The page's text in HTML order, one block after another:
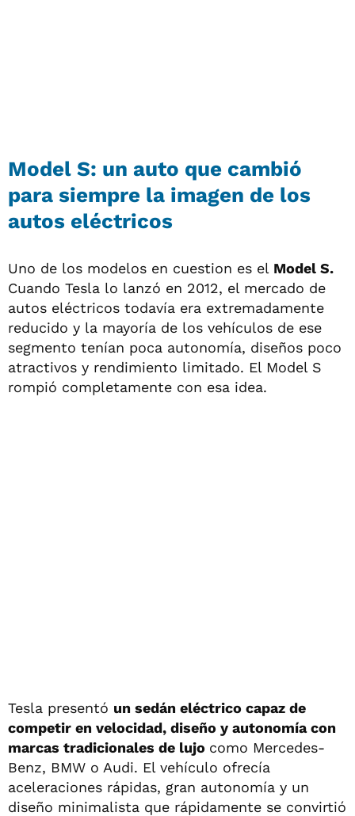
Model S: un auto que cambió
para siempre la imagen de los
autos eléctricos
Uno de los modelos en cuestion es el Model S.
Cuando Tesla lo lanzó en 2012, el mercado de
autos eléctricos todavía era extremadamente
reducido y la mayoría de los vehículos de ese
segmento tenían poca autonomía, diseños poco
atractivos y rendimiento limitado. El Model S
rompió completamente con esa idea.
Tesla presentó un sedán eléctrico capaz de
competir en velocidad, diseño y autonomía con
marcas tradicionales de lujo como Mercedes-
Benz, BMW o Audi. El vehículo ofrecía
aceleraciones rápidas, gran autonomía y un
diseño minimalista que rápidamente se convirtió